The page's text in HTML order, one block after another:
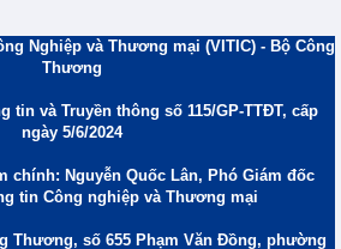
Nghiệp và Thương mại (VITIC) - Bộ Công
Thương
tin và Truyền thông số 115/GP-TTĐT, cấp
ngày 5/6/2024
chính: Nguyễn Quốc Lân, Phó Giám đốc
tin Công nghiệp và Thương mại
Thương, số 655 Phạm Văn Đồng, phường